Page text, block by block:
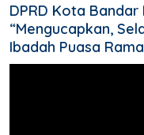
DPRD Kota Bandar
“Mengucapkan,
Ibadah Puasa